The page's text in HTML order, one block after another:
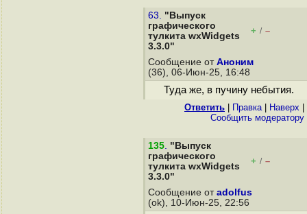
63. "Выпуск
графического
тулкита wxWidgets
3.3.0"
+ / –
Сообщение от Аноним
(36), 06-Июн-25, 16:48
Туда же, в пучину небытия.
Ответить Правка| Наверх
Cообщить модератору
135. "Выпуск
графического
тулкита wxWidgets
3.3.0"
+ / –
Сообщение от adolfus
(ok), 10-Июн-25, 22:56